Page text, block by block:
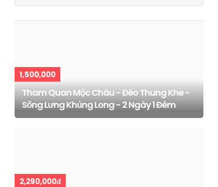
1,500,000
Tham Quan Mộc Châu - Đèo Thung Khe -
Sống Lưng Khủng Long - 2 Ngày 1 Đêm
2,290,000đ